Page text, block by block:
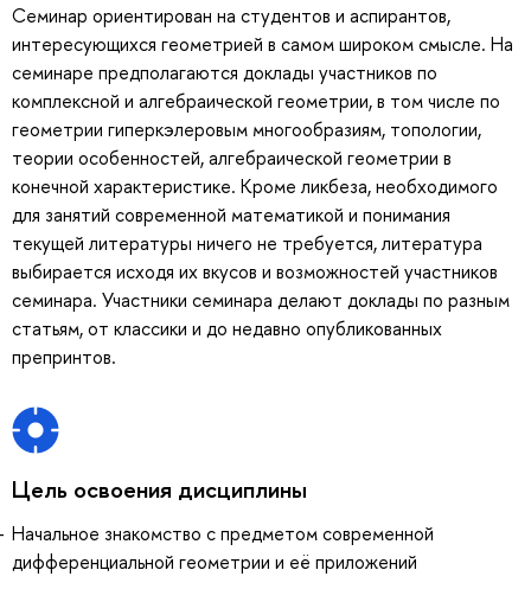
Семинар ориентирован на студентов и аспирантов,
интересующихся геометрией в самом широком смысле. На
семинаре предполагаются доклады участников по
комплексной и алгебраической геометрии, в том числе по
геометрии гиперкэлеровым многообразиям, топологии,
теории особенностей, алгебраической геометрии в
конечной характеристике. Кроме ликбеза, необходимого
для занятий современной математикой и понимания
текущей литературы ничего не требуется, литература
выбирается исходя их вкусов и возможностей участников
семинара. Участники семинара делают доклады по разным
статьям, от классики и до недавно опубликованных
препринтов.
Цель освоения дисциплины
Начальное знакомство с предметом современной
дифференциальной геометрии и её приложений